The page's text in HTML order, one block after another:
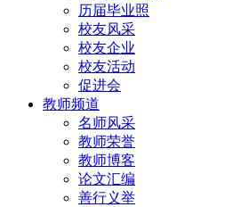
历届毕业照
校友风采
校友企业
校友活动
促进会
教师频道
名师风采
教师荣誉
教师博客
论文汇编
善行义举